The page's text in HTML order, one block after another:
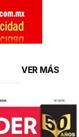
VER MÁS